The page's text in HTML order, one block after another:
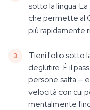
sotto la lingua.
che permette al
più rapidamente
Tieni l'olio sotto
deglutire. È il
persone salta —
velocità con cui
mentalmente